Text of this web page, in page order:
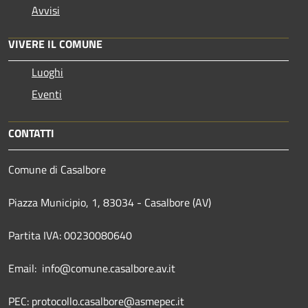
Avvisi
VIVERE IL COMUNE
Luoghi
Eventi
CONTATTI
Comune di Casalbore
Piazza Municipio, 1, 83034 - Casalbore (AV)
Partita IVA: 00230080640
Email: info@comune.casalbore.av.it
PEC: protocollo.casalbore@asmepec.it